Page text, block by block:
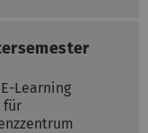
Learning
für